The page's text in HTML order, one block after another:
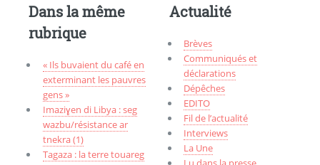
Dans la même
rubrique
« Ils buvaient du café en
exterminant les pauvres
gens »
Imaziɣen di Libya : seg
wazbu/résistance ar
tnekra (1)
Tagaza : la terre touareg
Actualité
Brèves
Communiqués et
déclarations
Dépêches
EDITO
Fil de l’actualité
Interviews
La Une